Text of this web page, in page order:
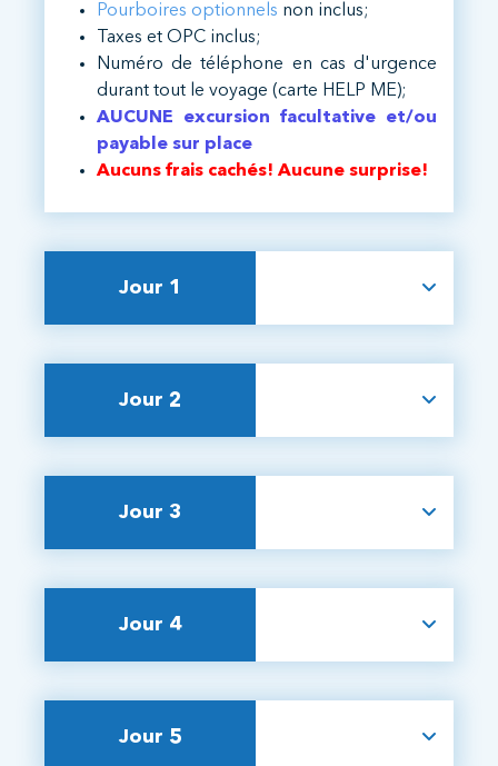
Pourboires optionnels non inclus;
Taxes et OPC inclus;
Numéro de téléphone en cas d'urgence
durant tout le voyage (carte HELP ME);
AUCUNE excursion facultative et/ou
payable sur place
Aucuns frais cachés! Aucune surprise!
Jour 1
Jour 2
Jour 3
Jour 4
Jour 5